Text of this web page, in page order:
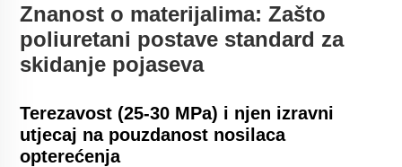
Znanost o materijalima: Zašto
poliuretani postave standard za
skidanje pojaseva
Terezavost (25-30 MPa) i njen izravni
utjecaj na pouzdanost nosilaca
opterećenja